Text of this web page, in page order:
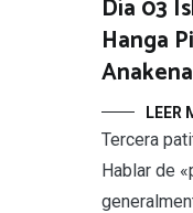
Día 03
Hanga
LEER
Tercera
Hablar de